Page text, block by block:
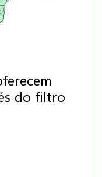
do filtro